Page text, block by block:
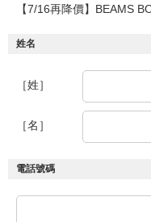
【7/16再降價】BEAMS
姓名
［姓］
［名］
電話號碼